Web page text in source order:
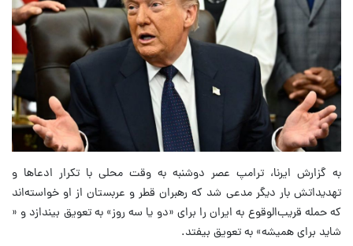
به گزارش ایرنا، ترامپ عصر دوشنبه به وقت محلی با تکرار ادعاها و
تهدیداتش بار دیگر مدعی شد که رهبران قطر و عربستان از او خواسته‌اند
که حمله قریب‌الوقوع به ایران را برای «دو یا سه روز» به تعویق بیندازد و «
شاید برای همیشه» به تعویق بیفتد.